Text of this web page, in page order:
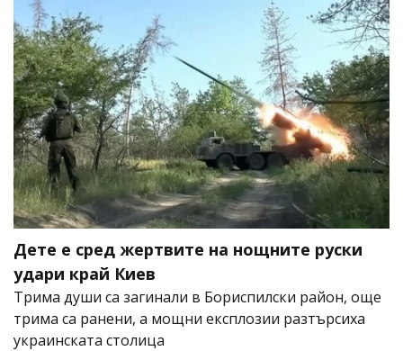
Дете е сред жертвите на нощните руски
удари край Киев
Трима души са загинали в Бориспилски район, още
трима са ранени, а мощни експлозии разтърсиха
украинската столица